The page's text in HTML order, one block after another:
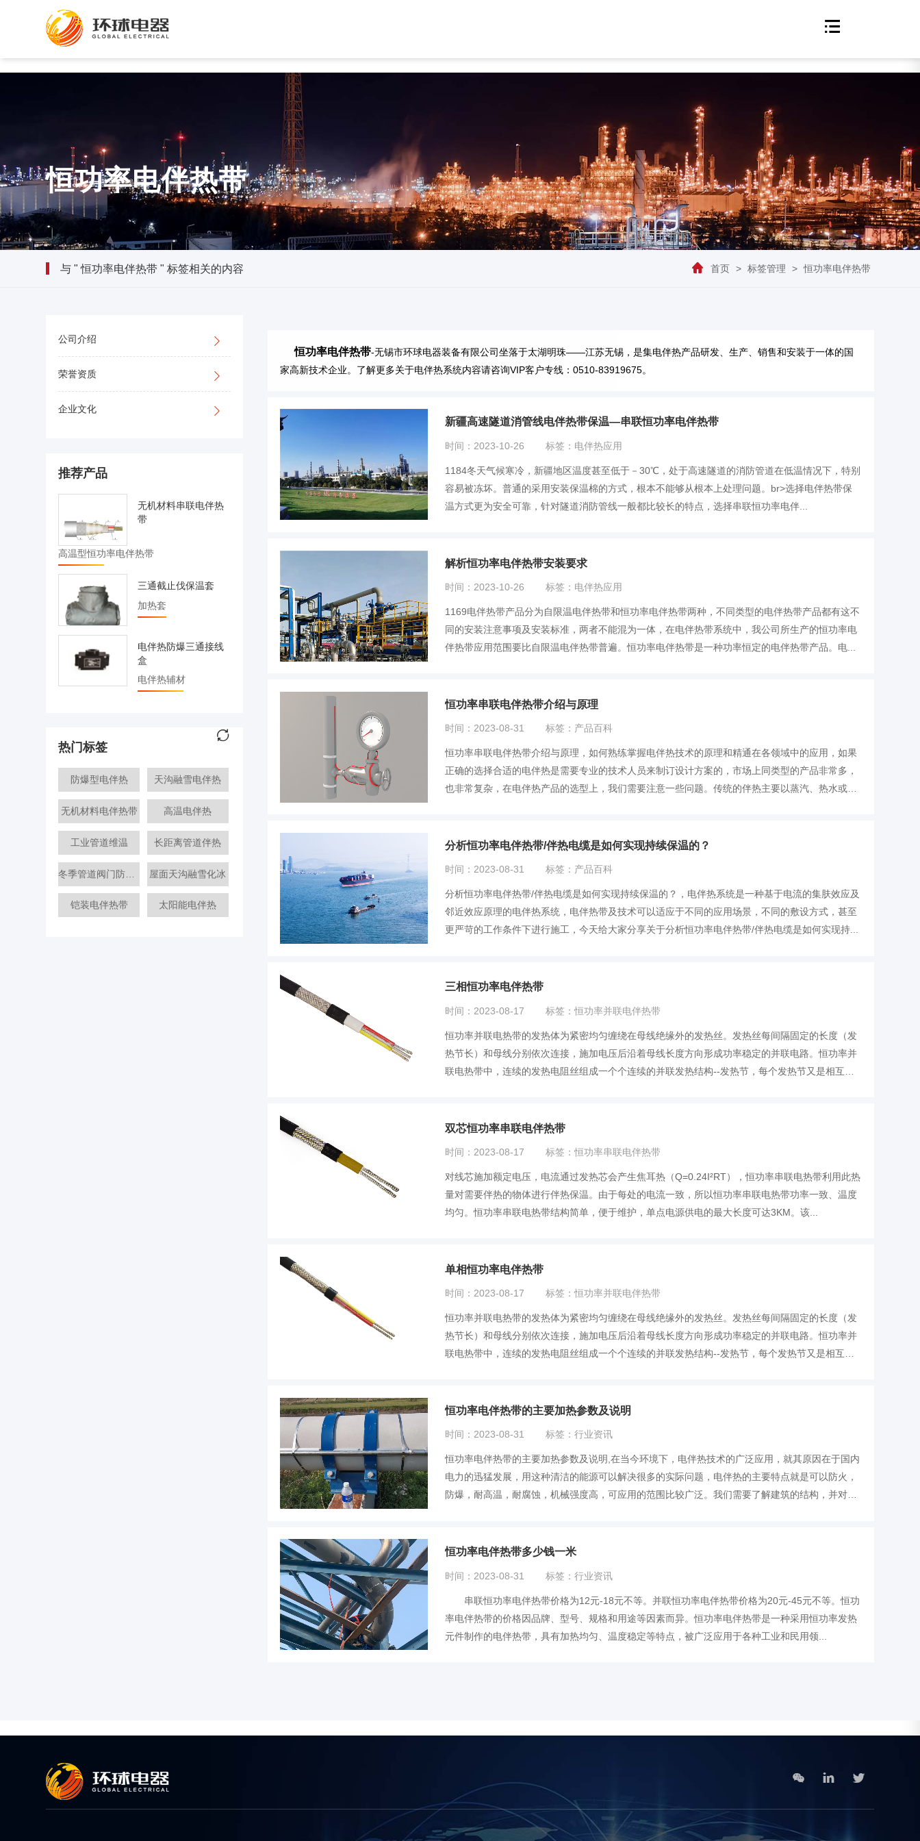
恒功率电伴热带
首页 > 标签管理 > 恒功率电伴热带
与 " 恒功率电伴热带 " 标签相关的内容
公司介绍
荣誉资质
企业文化
推荐产品
无机材料串联电伴热
带
高温型恒功率电伴热带
三通截止伐保温套
加热套
电伴热防爆三通接线
盒
电伴热辅材
热门标签
防爆型电伴热 天沟融雪电伴热
无机材料电伴热带 高温电伴热
工业管道维温 长距离管道伴热
冬季管道阀门防冻措施 屋面天沟融雪化冰
铠装电伴热带 太阳能电伴热
恒功率电伴热带-无锡市环球电器装备有限公司坐落于太湖明珠——江苏无锡，是集电伴热产品研发、生产、销售和安装于一体的国
家高新技术企业。了解更多关于电伴热系统内容请咨询VIP客户专线：0510-83919675。
新疆高速隧道消管线电伴热带保温—串联恒功率电伴热带
时间：2023-10-26 标签：电伴热应用
1184冬天气候寒冷，新疆地区温度甚至低于－30℃，处于高速隧道的消防管道在低温情况下，特别
容易被冻坏。普通的采用安装保温棉的方式，根本不能够从根本上处理问题。br>选择电伴热带保
温方式更为安全可靠，针对隧道消防管线一般都比较长的特点，选择串联恒功率电伴...
解析恒功率电伴热带安装要求
时间：2023-10-26 标签：电伴热应用
1169电伴热带产品分为自限温电伴热带和恒功率电伴热带两种，不同类型的电伴热带产品都有这不
同的安装注意事项及安装标准，两者不能混为一体，在电伴热带系统中，我公司所生产的恒功率电
伴热带应用范围要比自限温电伴热带普遍。恒功率电伴热带是一种功率恒定的电伴热带产品。电...
恒功率串联电伴热带介绍与原理
时间：2023-08-31 标签：产品百科
恒功率串联电伴热带介绍与原理，如何熟练掌握电伴热技术的原理和精通在各领域中的应用，如果
正确的选择合适的电伴热是需要专业的技术人员来制订设计方案的，市场上同类型的产品非常多，
也非常复杂，在电伴热产品的选型上，我们需要注意一些问题。传统的伴热主要以蒸汽、热水或导
分析恒功率电伴热带/伴热电缆是如何实现持续保温的？
时间：2023-08-31 标签：产品百科
分析恒功率电伴热带/伴热电缆是如何实现持续保温的？，电伴热系统是一种基于电流的集肤效应及
邻近效应原理的电伴热系统，电伴热带及技术可以适应于不同的应用场景，不同的敷设方式，甚至
更严苛的工作条件下进行施工，今天给大家分享关于分析恒功率电伴热带/伴热电缆是如何实现持...
三相恒功率电伴热带
时间：2023-08-17 标签：恒功率并联电伴热带
恒功率并联电热带的发热体为紧密均匀缠绕在母线绝缘外的发热丝。发热丝每间隔固定的长度（发
热节长）和母线分别依次连接，施加电压后沿着母线长度方向形成功率稳定的并联电路。恒功率并
联电热带中，连续的发热电阻丝组成一个个连续的并联发热结构--发热节，每个发热节又是相互
双芯恒功率串联电伴热带
时间：2023-08-17 标签：恒功率串联电伴热带
对线芯施加额定电压，电流通过发热芯会产生焦耳热（Q=0.24I²RT），恒功率串联电热带利用此热
量对需要伴热的物体进行伴热保温。由于每处的电流一致，所以恒功率串联电热带功率一致、温度
均匀。恒功率串联电热带结构简单，便于维护，单点电源供电的最大长度可达3KM。该...
单相恒功率电伴热带
时间：2023-08-17 标签：恒功率并联电伴热带
恒功率并联电热带的发热体为紧密均匀缠绕在母线绝缘外的发热丝。发热丝每间隔固定的长度（发
热节长）和母线分别依次连接，施加电压后沿着母线长度方向形成功率稳定的并联电路。恒功率并
联电热带中，连续的发热电阻丝组成一个个连续的并联发热结构--发热节，每个发热节又是相互
恒功率电伴热带的主要加热参数及说明
时间：2023-08-31 标签：行业资讯
恒功率电伴热带的主要加热参数及说明,在当今环境下，电伴热技术的广泛应用，就其原因在于国内
电力的迅猛发展，用这种清洁的能源可以解决很多的实际问题，电伴热的主要特点就是可以防火，
防爆，耐高温，耐腐蚀，机械强度高，可应用的范围比较广泛。我们需要了解建筑的结构，并对
恒功率电伴热带多少钱一米
时间：2023-08-31 标签：行业资讯
串联恒功率电伴热带价格为12元-18元不等。并联恒功率电伴热带价格为20元-45元不等。恒功
率电伴热带的价格因品牌、型号、规格和用途等因素而异。恒功率电伴热带是一种采用恒功率发热
元件制作的电伴热带，具有加热均匀、温度稳定等特点，被广泛应用于各种工业和民用领...